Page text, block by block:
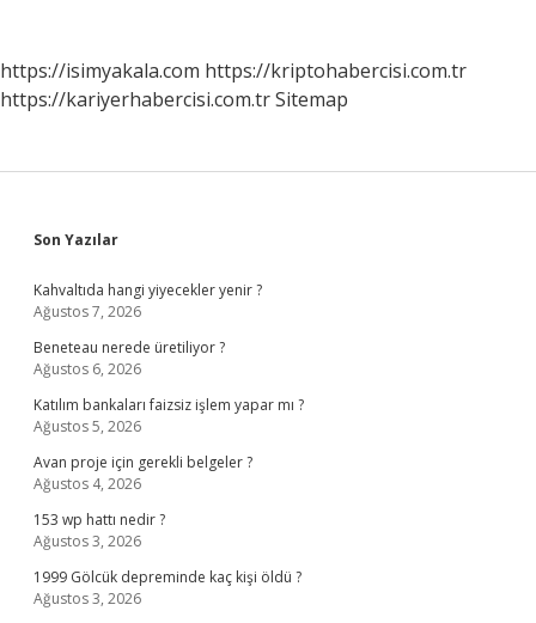
https://isimyakala.com https://kriptohabercisi.com.tr
https://kariyerhabercisi.com.trSitemap
Sidebar
Son Yazılar
Kahvaltıda hangi yiyecekler yenir ?
Ağustos 7, 2026
Beneteau nerede üretiliyor ?
Ağustos 6, 2026
Katılım bankaları faizsiz işlem yapar mı ?
Ağustos 5, 2026
Avan proje için gerekli belgeler ?
Ağustos 4, 2026
153 wp hattı nedir ?
Ağustos 3, 2026
1999 Gölcük depreminde kaç kişi öldü ?
Ağustos 3, 2026